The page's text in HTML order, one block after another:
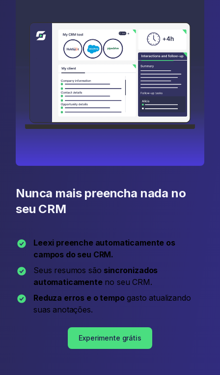
Nunca mais preencha nada no
seu CRM
Leexi preenche automaticamente os
campos do seu CRM.
Seus resumos são sincronizados
automaticamenteno seu CRM.
Reduza erros e o tempogasto atualizando
suas anotações.
Experimente grátis